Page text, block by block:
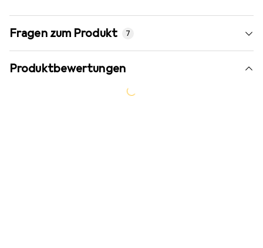
Fragen zum Produkt 7
Produktbewertungen